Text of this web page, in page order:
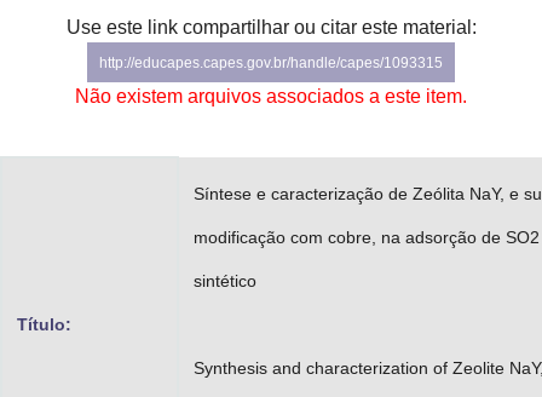
Secretaria de Governo
Gabinete de Segurança Institucional
Use este link compartilhar ou citar este material:
http://educapes.capes.gov.br/handle/capes/1093315
Não existem arquivos associados a este item.
Título:
Síntese e caracterização de Zeólita NaY, e
modificação com cobre, na adsorção de SO2
sintético
Synthesis and characterization of Zeolite